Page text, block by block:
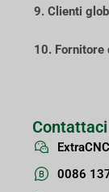
9. Clienti
10. Fornitore
Contattaci
ExtraCNC
0086